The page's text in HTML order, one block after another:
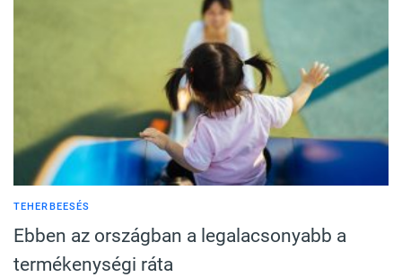
TEHERBEESÉS
Ebben az országban a legalacsonyabb a
termékenységi ráta